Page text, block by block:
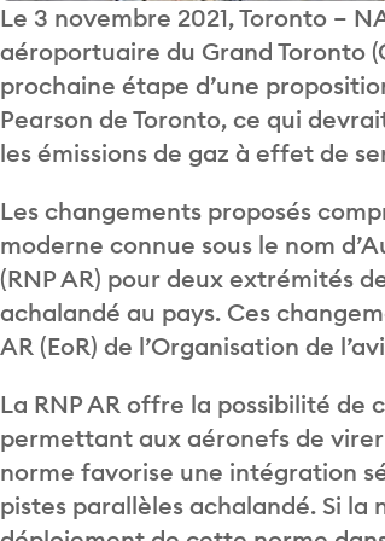
Le 3 novembre 2021, Toronto –
aéroportuaire du Grand Toronto
prochaine étape d’une
Pearson de Toronto, ce qui
les émissions de gaz à effet de
Les changements proposés
moderne connue sous le nom
(RNP AR) pour deux extrémités
achalandé au pays. Ces
AR (EoR) de l’Organisation de
La RNP AR offre la possibilité
permettant aux aéronefs de
norme favorise une intégration
pistes parallèles achalandé. Si la